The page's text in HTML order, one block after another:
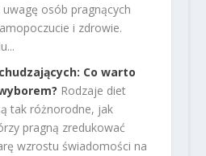
osób pragnących
i zdrowie.
Co warto
Rodzaje diet
tak różnorodne, jak
pragną zredukować
wzrostu świadomości na